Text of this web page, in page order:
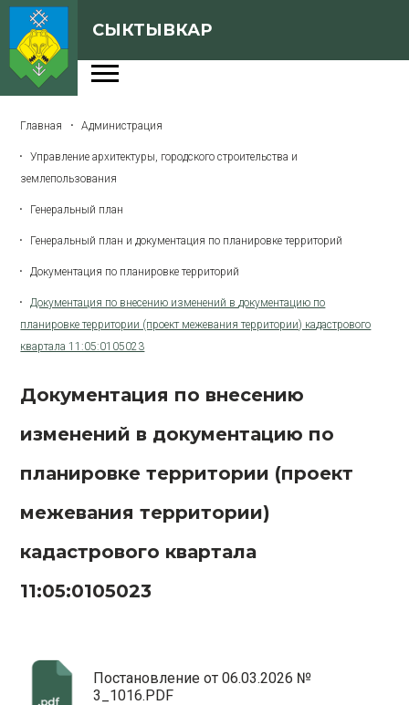
СЫКТЫВКАР
Генеральный план
О Сыктывкаре
Бюджет города
Архивная версия сайта
Версия для слабовидящих
Главная Администрация
Управление архитектуры, городского строительства и
землепользования
Генеральный план
Генеральный план и документация по планировке территорий
Документация по планировке территорий
Документация по внесению изменений в документацию по
планировке территории (проект межевания территории) кадастрового
квартала 11:05:0105023
Документация по внесению
изменений в документацию по
планировке территории (проект
межевания территории)
кадастрового квартала
11:05:0105023
Постановление от 06.03.2026 №
3_1016.PDF